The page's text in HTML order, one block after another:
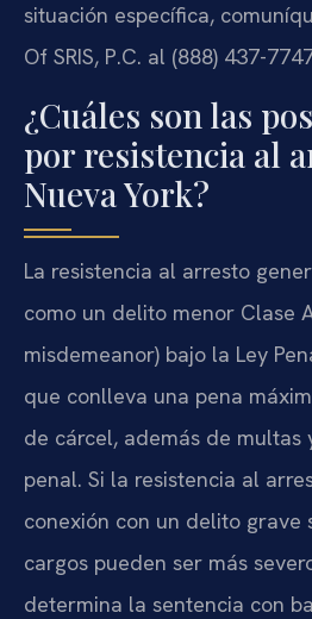
situación específica,
Of SRIS, P.C. al (888) 437-
¿Cuáles son las
por resistencia al
Nueva York?
La resistencia al arresto
como un delito menor Clase
misdemeanor) bajo la Ley
que conlleva una pena
de cárcel, además de multas
penal. Si la resistencia al
conexión con un delito grave
cargos pueden ser más
determina la sentencia con